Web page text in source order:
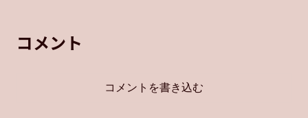
い方はぜひ参考にしてくださ
い。
コメント
コメントを書き込む